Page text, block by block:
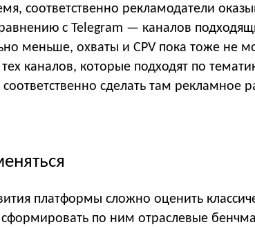
соответственно рекламодатели
с Telegram — каналов
меньше, охваты и СPV пока тоже не
каналов, которые подходят по
соответственно сделать там рекламное
платформы сложно оценить
сформировать по ним отраслевые